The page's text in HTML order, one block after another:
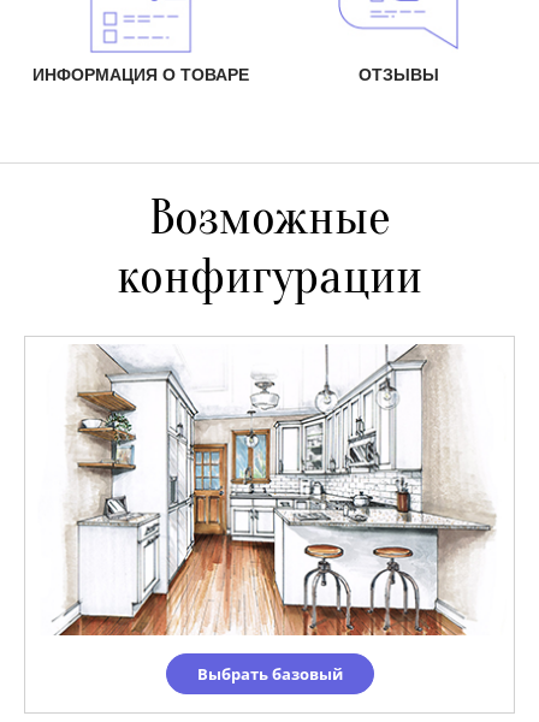
ИНФОРМАЦИЯ О ТОВАРЕ ОТЗЫВЫ
Возможные
конфигурации
Выбрать базовый